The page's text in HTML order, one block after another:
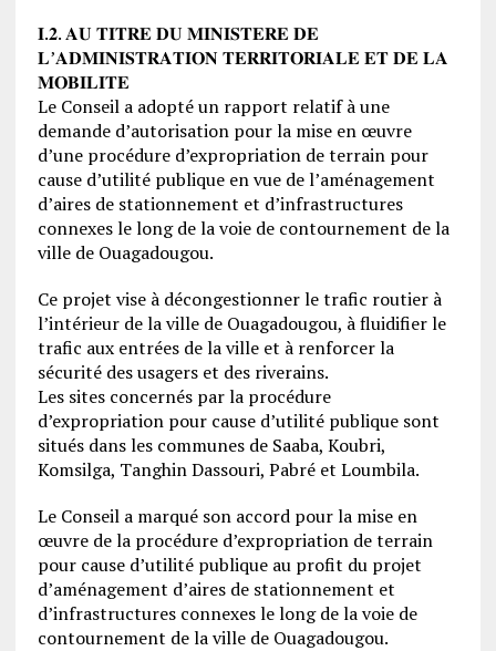
𝐈.𝟐. 𝐀𝐔 𝐓𝐈𝐓𝐑𝐄 𝐃𝐔 𝐌𝐈𝐍𝐈𝐒𝐓𝐄𝐑𝐄 𝐃𝐄
𝐋’𝐀𝐃𝐌𝐈𝐍𝐈𝐒𝐓𝐑𝐀𝐓𝐈𝐎𝐍 𝐓𝐄𝐑𝐑𝐈𝐓𝐎𝐑𝐈𝐀𝐋𝐄 𝐄𝐓 𝐃𝐄 𝐋𝐀
𝐌𝐎𝐁𝐈𝐋𝐈𝐓𝐄
Le Conseil a adopté un rapport relatif à une
demande d’autorisation pour la mise en œuvre
d’une procédure d’expropriation de terrain pour
cause d’utilité publique en vue de l’aménagement
d’aires de stationnement et d’infrastructures
connexes le long de la voie de contournement de la
ville de Ouagadougou.
Ce projet vise à décongestionner le trafic routier à
l’intérieur de la ville de Ouagadougou, à fluidifier le
trafic aux entrées de la ville et à renforcer la
sécurité des usagers et des riverains.
Les sites concernés par la procédure
d’expropriation pour cause d’utilité publique sont
situés dans les communes de Saaba, Koubri,
Komsilga, Tanghin Dassouri, Pabré et Loumbila.
Le Conseil a marqué son accord pour la mise en
œuvre de la procédure d’expropriation de terrain
pour cause d’utilité publique au profit du projet
d’aménagement d’aires de stationnement et
d’infrastructures connexes le long de la voie de
contournement de la ville de Ouagadougou.